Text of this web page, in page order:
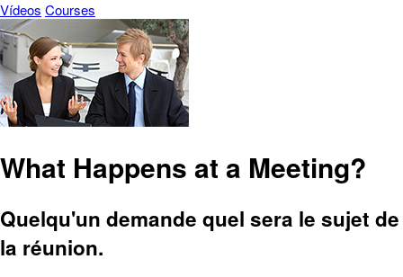
Vídeos Courses
What Happens at a Meeting?
Quelqu'un demande quel sera le sujet de
la réunion.